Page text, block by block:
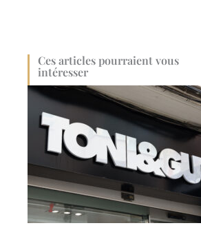
Ces articles pourraient vous
intéresser